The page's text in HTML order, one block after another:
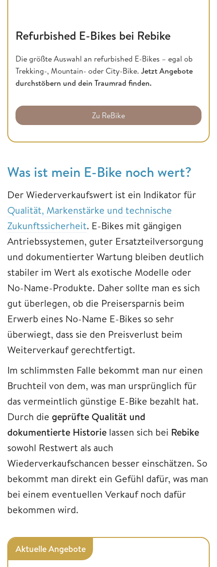
Refurbished E-Bikes bei Rebike
Die größte Auswahl an refurbished E-Bikes – egal ob
Trekking-, Mountain- oder City-Bike. Jetzt Angebote
durchstöbern und dein Traumrad finden.
Zu ReBike
Was ist mein E-Bike noch wert?
Der Wiederverkaufswert ist ein Indikator für
Qualität, Markenstärke und technische
Zukunftssicherheit. E-Bikes mit gängigen
Antriebssystemen, guter Ersatzteilversorgung
und dokumentierter Wartung bleiben deutlich
stabiler im Wert als exotische Modelle oder
No-Name-Produkte. Daher sollte man es sich
gut überlegen, ob die Preisersparnis beim
Erwerb eines No-Name E-Bikes so sehr
überwiegt, dass sie den Preisverlust beim
Weiterverkauf gerechtfertigt.
Im schlimmsten Falle bekommt man nur einen
Bruchteil von dem, was man ursprünglich für
das vermeintlich günstige E-Bike bezahlt hat.
Durch die geprüfte Qualität und
dokumentierte Historie lassen sich bei Rebike
sowohl Restwert als auch
Wiederverkaufschancen besser einschätzen. So
bekommt man direkt ein Gefühl dafür, was man
bei einem eventuellen Verkauf noch dafür
bekommen wird.
Aktuelle Angebote